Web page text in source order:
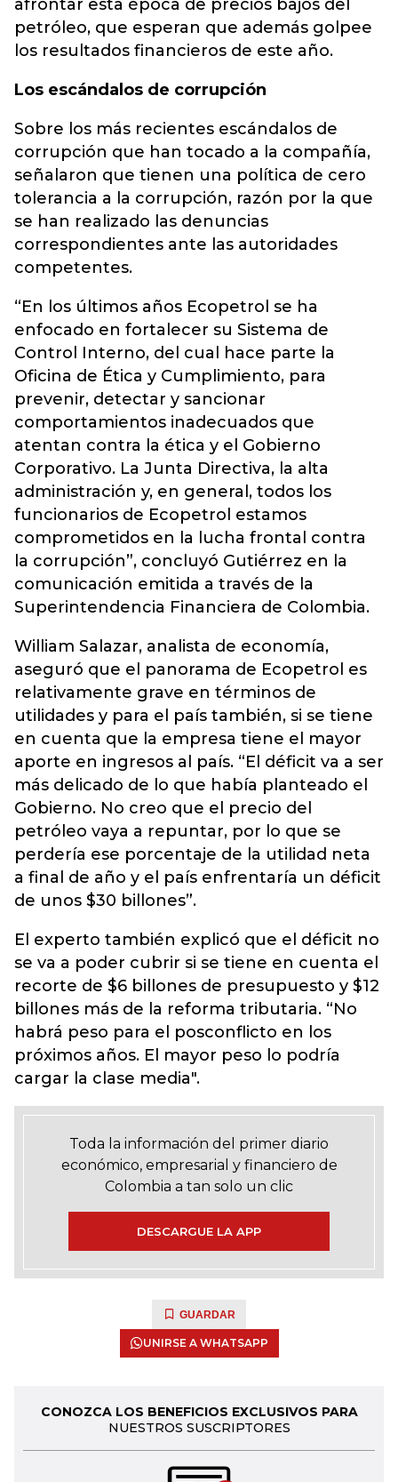
afrontar esta época de precios bajos del
petróleo, que esperan que además golpee
los resultados financieros de este año.
Los escándalos de corrupción
Sobre los más recientes escándalos de
corrupción que han tocado a la compañía,
señalaron que tienen una política de cero
tolerancia a la corrupción, razón por la que
se han realizado las denuncias
correspondientes ante las autoridades
competentes.
“En los últimos años Ecopetrol se ha
enfocado en fortalecer su Sistema de
Control Interno, del cual hace parte la
Oficina de Ética y Cumplimiento, para
prevenir, detectar y sancionar
comportamientos inadecuados que
atentan contra la ética y el Gobierno
Corporativo. La Junta Directiva, la alta
administración y, en general, todos los
funcionarios de Ecopetrol estamos
comprometidos en la lucha frontal contra
la corrupción”, concluyó Gutiérrez en la
comunicación emitida a través de la
Superintendencia Financiera de Colombia.
William Salazar, analista de economía,
aseguró que el panorama de Ecopetrol es
relativamente grave en términos de
utilidades y para el país también, si se tiene
en cuenta que la empresa tiene el mayor
aporte en ingresos al país. “El déficit va a ser
más delicado de lo que había planteado el
Gobierno. No creo que el precio del
petróleo vaya a repuntar, por lo que se
perdería ese porcentaje de la utilidad neta
a final de año y el país enfrentaría un déficit
de unos $30 billones”.
El experto también explicó que el déficit no
se va a poder cubrir si se tiene en cuenta el
recorte de $6 billones de presupuesto y $12
billones más de la reforma tributaria. “No
habrá peso para el posconflicto en los
próximos años. El mayor peso lo podría
cargar la clase media".
Toda la información del primer diario
económico, empresarial y financiero de
Colombia a tan solo un clic
DESCARGUE LA APP
GUARDAR
UNIRSE A WHATSAPP
CONOZCA LOS BENEFICIOS EXCLUSIVOS PARA
NUESTROS SUSCRIPTORES